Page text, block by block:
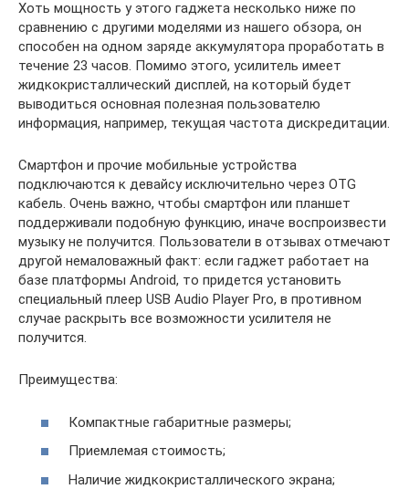
Хоть мощность у этого гаджета несколько ниже по
сравнению с другими моделями из нашего обзора, он
способен на одном заряде аккумулятора проработать в
течение 23 часов. Помимо этого, усилитель имеет
жидкокристаллический дисплей, на который будет
выводиться основная полезная пользователю
информация, например, текущая частота дискредитации.
Смартфон и прочие мобильные устройства
подключаются к девайсу исключительно через OTG
кабель. Очень важно, чтобы смартфон или планшет
поддерживали подобную функцию, иначе воспроизвести
музыку не получится. Пользователи в отзывах отмечают
другой немаловажный факт: если гаджет работает на
базе платформы Android, то придется установить
специальный плеер USB Audio Player Pro, в противном
случае раскрыть все возможности усилителя не
получится.
Преимущества:
Компактные габаритные размеры;
Приемлемая стоимость;
Наличие жидкокристаллического экрана;